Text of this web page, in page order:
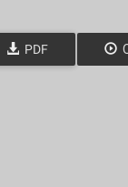
PDF